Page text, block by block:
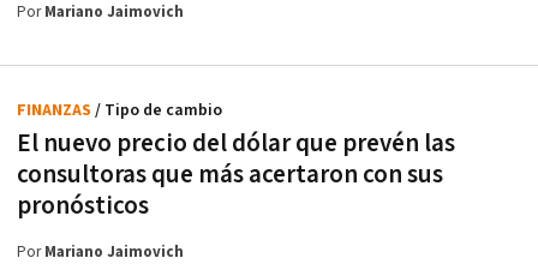
PorMariano Jaimovich
El nuevo precio del dólar que prevén las
consultoras que más acertaron con sus
pronósticos
FINANZAS / Tipo de cambio
PorMariano Jaimovich